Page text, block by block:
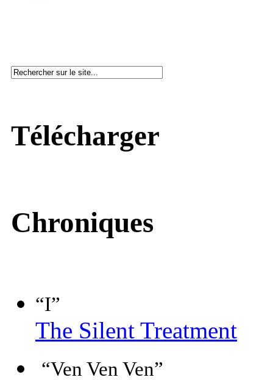
Télécharger
Chroniques
“I”
The Silent Treatment
“Ven Ven Ven”